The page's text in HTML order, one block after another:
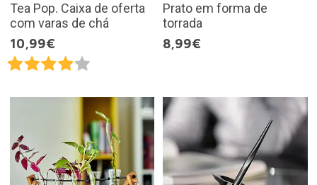
Tea Pop. Caixa de oferta
com varas de chá
10,99€
Prato em forma de
torrada
8,99€